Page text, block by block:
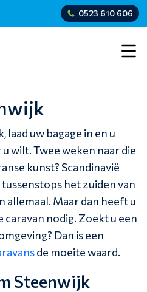
0523 610 606
laad uw bagage in en u
wilt. Twee weken naar die
kunst? Scandinavië
het zuiden van
allemaal. Maar dan heeft u
nodig. Zoekt u een
Dan is een
de moeite waard.
Steenwijk